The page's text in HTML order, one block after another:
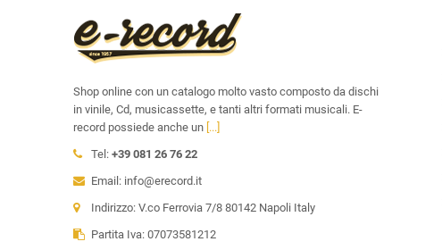
Shop online con un catalogo molto vasto composto da dischi
in vinile, Cd, musicassette, e tanti altri formati musicali. E-
record possiede anche un [...]
Tel: +39 081 26 76 22
Email: info@erecord.it
Indirizzo: V.co Ferrovia 7/8 80142 Napoli Italy
Partita Iva: 07073581212